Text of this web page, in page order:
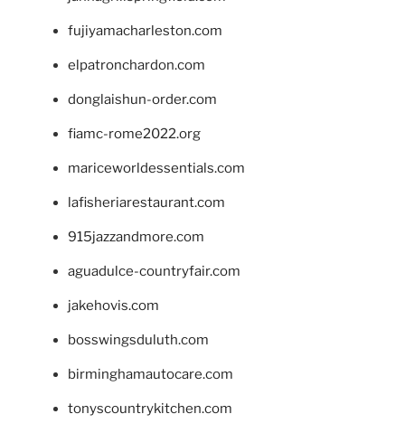
fujiyamacharleston.com
elpatronchardon.com
donglaishun-order.com
fiamc-rome2022.org
mariceworldessentials.com
lafisheriarestaurant.com
915jazzandmore.com
aguadulce-countryfair.com
jakehovis.com
bosswingsduluth.com
birminghamautocare.com
tonyscountrykitchen.com